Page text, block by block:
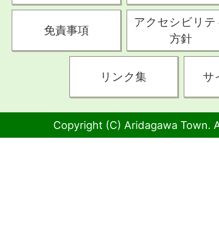
免責事項
アクセシビリテ
方針
リンク集 サ
Copyright (C) Aridagawa Town.